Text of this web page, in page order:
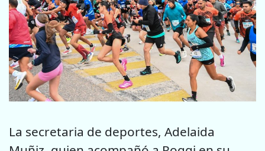
La secretaria de deportes, Adelaida